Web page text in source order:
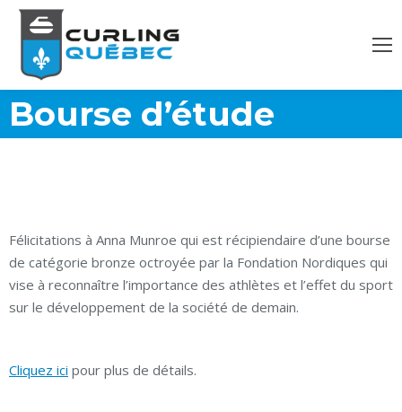
Bourse d’étude
Félicitations à Anna Munroe qui est récipiendaire d’une bourse
de catégorie bronze octroyée par la Fondation Nordiques qui
vise à reconnaître l’importance des athlètes et l’effet du sport
sur le développement de la société de demain.
Cliquez ici pour plus de détails.